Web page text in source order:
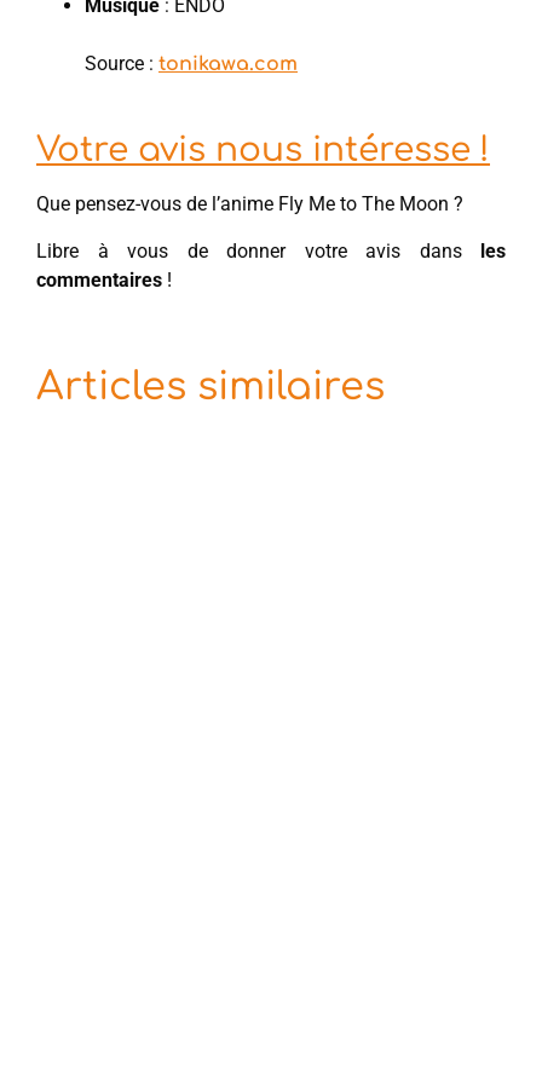
Musique : ENDO
Source : tonikawa.com
Votre avis nous intéresse !
Que pensez-vous de l’anime Fly Me to The Moon ?
Libre à vous de donner votre avis dans les
commentaires !
Articles similaires